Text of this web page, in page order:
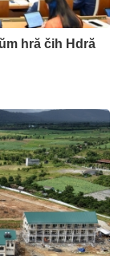
hră čih Hdră